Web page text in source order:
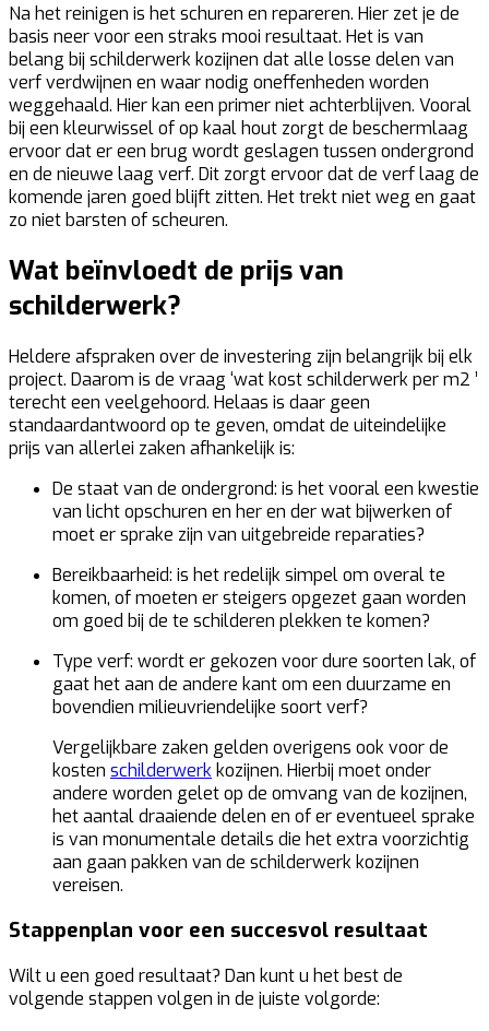
Na het reinigen is het schuren en repareren. Hier zet je de
basis neer voor een straks mooi resultaat. Het is van
belang bij schilderwerk kozijnen dat alle losse delen van
verf verdwijnen en waar nodig oneffenheden worden
weggehaald. Hier kan een primer niet achterblijven. Vooral
bij een kleurwissel of op kaal hout zorgt de beschermlaag
ervoor dat er een brug wordt geslagen tussen ondergrond
en de nieuwe laag verf. Dit zorgt ervoor dat de verf laag de
komende jaren goed blijft zitten. Het trekt niet weg en gaat
zo niet barsten of scheuren.
Wat beïnvloedt de prijs van
schilderwerk?
Heldere afspraken over de investering zijn belangrijk bij elk
project. Daarom is de vraag ‘wat kost schilderwerk per m2 ’
terecht een veelgehoord. Helaas is daar geen
standaardantwoord op te geven, omdat de uiteindelijke
prijs van allerlei zaken afhankelijk is:
De staat van de ondergrond: is het vooral een kwestie
van licht opschuren en her en der wat bijwerken of
moet er sprake zijn van uitgebreide reparaties?
Bereikbaarheid: is het redelijk simpel om overal te
komen, of moeten er steigers opgezet gaan worden
om goed bij de te schilderen plekken te komen?
Type verf: wordt er gekozen voor dure soorten lak, of
gaat het aan de andere kant om een duurzame en
bovendien milieuvriendelijke soort verf?
Vergelijkbare zaken gelden overigens ook voor de
kosten schilderwerkkozijnen. Hierbij moet onder
andere worden gelet op de omvang van de kozijnen,
het aantal draaiende delen en of er eventueel sprake
is van monumentale details die het extra voorzichtig
aan gaan pakken van de schilderwerk kozijnen
vereisen.
Stappenplan voor een succesvol resultaat
Wilt u een goed resultaat? Dan kunt u het best de
volgende stappen volgen in de juiste volgorde: